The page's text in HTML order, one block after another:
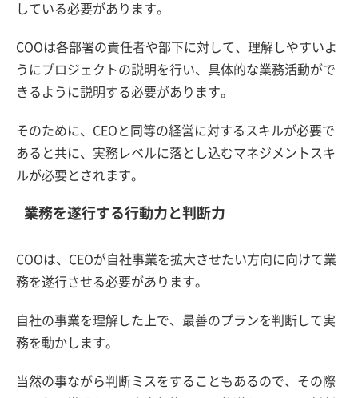
している必要があります。
COOは各部署の責任者や部下に対して、理解しやすいよ
うにプロジェクトの説明を行い、具体的な業務活動がで
きるように説明する必要があります。
そのために、CEOと同等の経営に対するスキルが必要で
あると共に、実務レベルに落とし込むマネジメントスキ
ルが必要とされます。
業務を遂行する行動力と判断力
COOは、CEOが自社事業を拡大させたい方向に向けて業
務を遂行させる必要があります。
自社の事業を理解した上で、最善のプランを判断して実
務を動かします。
当然の事ながら判断ミスをすることもあるので、その際